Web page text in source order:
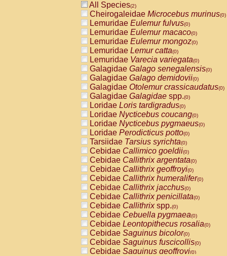
All Species(2)
Cheirogaleidae Microcebus murinus(0)
Lemuridae Eulemur fulvus(0)
Lemuridae Eulemur macaco(0)
Lemuridae Eulemur mongoz(0)
Lemuridae Lemur catta(0)
Lemuridae Varecia variegata(0)
Galagidae Galago senegalensis(0)
Galagidae Galago demidovii(0)
Galagidae Otolemur crassicaudatus(0)
Galagidae Galagidae spp.(0)
Loridae Loris tardigradus(0)
Loridae Nycticebus coucang(0)
Loridae Nycticebus pygmaeus(0)
Loridae Perodicticus potto(0)
Tarsiidae Tarsius syrichta(0)
Cebidae Callimico goeldii(0)
Cebidae Callithrix argentata(0)
Cebidae Callithrix geoffroyi(0)
Cebidae Callithrix humeralifer(0)
Cebidae Callithrix jacchus(0)
Cebidae Callithrix penicillata(0)
Cebidae Callithrixspp.(0)
Cebidae Cebuella pygmaea(0)
Cebidae Leontopithecus rosalia(0)
Cebidae Saguinus bicolor(0)
Cebidae Saguinus fuscicollis(0)
Cebidae Saguinus geoffroyi(0)